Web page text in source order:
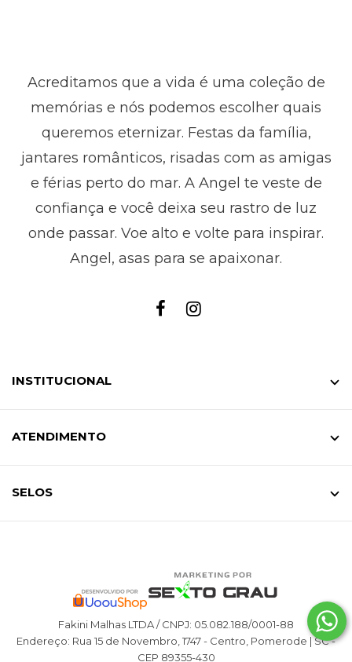
Acreditamos que a vida é uma coleção de
memórias e nós podemos escolher quais
queremos eternizar. Festas da família,
jantares românticos, risadas com as amigas
e férias perto do mar. A Angel te veste de
confiança e você deixa seu rastro de luz
onde passar. Voe alto e volte para inspirar.
Angel, asas para se apaixonar.
INSTITUCIONAL
ATENDIMENTO
SELOS
Fakini Malhas LTDA / CNPJ: 05.082.188/0001-88
Endereço: Rua 15 de Novembro, 1747 - Centro, Pomerode | SC -
CEP 89355-430